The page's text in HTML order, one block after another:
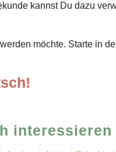
kannst Du dazu
möchte. Starte in
interessieren